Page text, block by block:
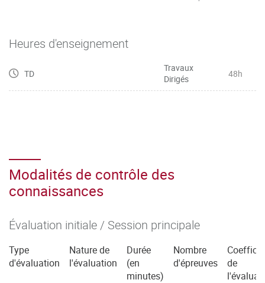
Heures d'enseignement
TD
Travaux
Dirigés
48h
Modalités de contrôle des
connaissances
Évaluation initiale / Session principale
Type
d'évaluation
Nature de
l'évaluation
Durée
(en
minutes)
Nombre
d'épreuves
de